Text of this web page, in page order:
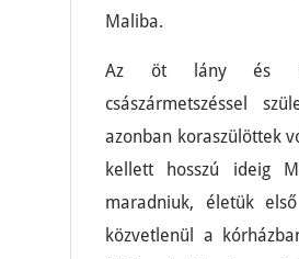
Maliba.
Az öt lány és
császármetszéssel
azonban koraszülöttek
kellett hosszú ideig
maradniuk, életük
közvetlenül a